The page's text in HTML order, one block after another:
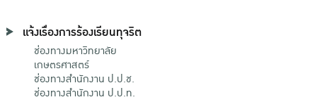
แจ้งเรื่องการร้องเรียนทุจริต
ช่องทางมหาวิทยาลัย
เกษตรศาสตร์
ช่องทางสำนักงาน ป.ป.ช.
ช่องทางสำนักงาน ป.ป.ท.